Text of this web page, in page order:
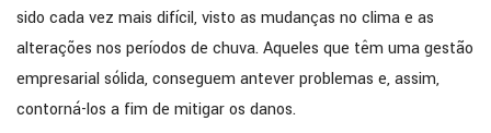
sido cada vez mais difícil, visto as mudanças no clima e as
alterações nos períodos de chuva. Aqueles que têm uma gestão
empresarial sólida, conseguem antever problemas e, assim,
contorná-los a fim de mitigar os danos.